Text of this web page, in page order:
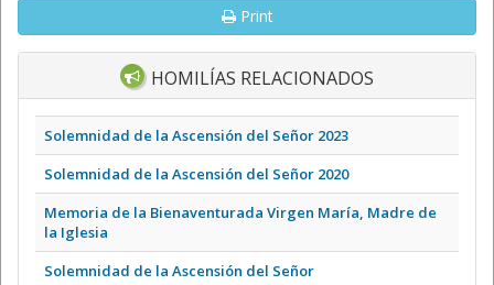
Print
HOMILÍAS RELACIONADOS
Solemnidad de la Ascensión del Señor 2023
Solemnidad de la Ascensión del Señor 2020
Memoria de la Bienaventurada Virgen María, Madre de
la Iglesia
Solemnidad de la Ascensión del Señor